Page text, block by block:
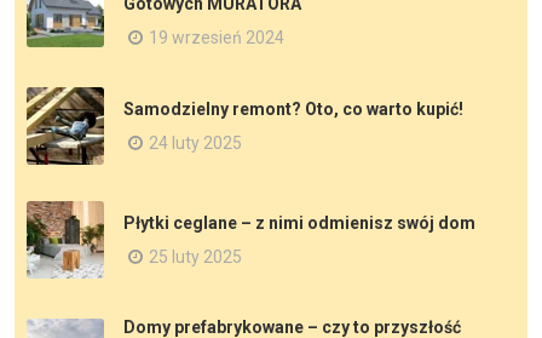
19 wrzesień 2024
Samodzielny remont? Oto, co warto kupić!
24 luty 2025
Płytki ceglane – z nimi odmienisz swój dom
25 luty 2025
Domy prefabrykowane – czy to przyszłość